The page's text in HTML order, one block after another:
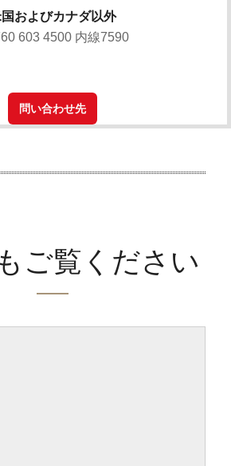
およびカナダ以外
603 4500 内線7590
問い合わせ先
ご覧ください